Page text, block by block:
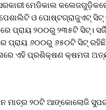
ମେଡିକାଲ
ଓ ପୋଷ୍ଟଗ୍ରାଜୁଏଟ୍
ପ୍ରାୟ ୨୦୦ରୁ ୨୩୫ଟି ସିଟ୍।
ପ୍ରାୟ ୬୦୦ରୁ ୬୫୦ଟି ସିଟ୍
ଏହି ପ୍ରଶିକ୍ଷଣ କ୍ଷମତା
ମାତ୍ର ୨୦ଟି ଆଙ୍କୋଲୋଜି